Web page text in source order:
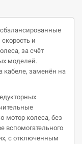
и
за счёт
моделей.
заменён на
мотор колеса, без
вспомогательного
с отключенным